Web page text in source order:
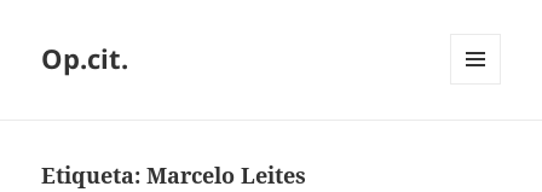
Op.cit.
Etiqueta:Marcelo Leites